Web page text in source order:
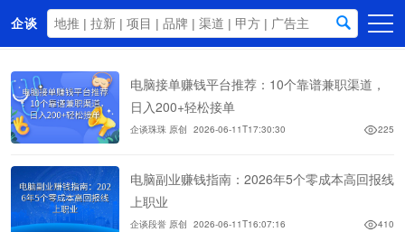
企谈
商务资源
资讯动态
关于我们
电脑接单赚钱平台推荐：10个靠谱兼职渠道，
日入200+轻松接单
企谈珠珠 原创 2026-06-11T17:30:30 225
电脑副业赚钱指南：2026年5个零成本高回报线
上职业
企谈段誉 原创 2026-06-11T16:07:16 410